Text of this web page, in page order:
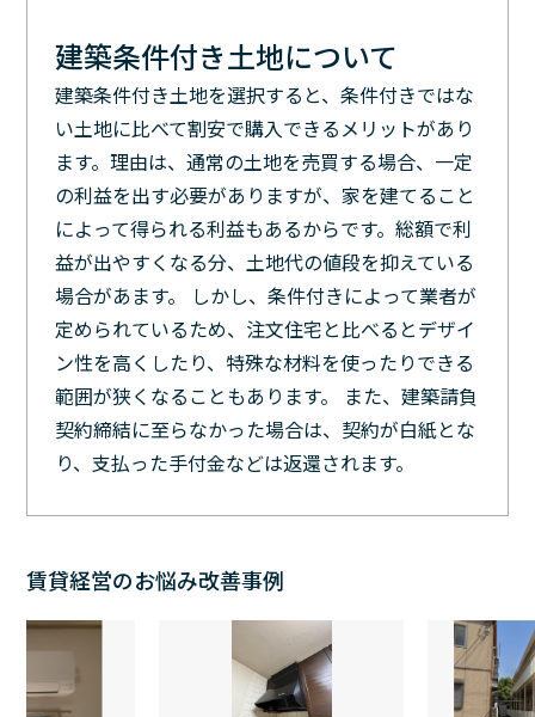
建築条件付き土地について
建築条件付き土地を選択すると、条件付きではな
い土地に比べて割安で購入できるメリットがあり
ます。理由は、通常の土地を売買する場合、一定
の利益を出す必要がありますが、家を建てること
によって得られる利益もあるからです。総額で利
益が出やすくなる分、土地代の値段を抑えている
場合があます。 しかし、条件付きによって業者が
定められているため、注文住宅と比べるとデザイ
ン性を高くしたり、特殊な材料を使ったりできる
範囲が狭くなることもあります。 また、建築請負
契約締結に至らなかった場合は、契約が白紙とな
り、支払った手付金などは返還されます。
賃貸経営のお悩み改善事例